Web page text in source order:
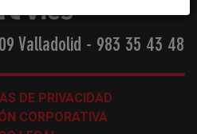
Valladolid - 983 35 43 48
DE PRIVACIDAD
CORPORATIVA